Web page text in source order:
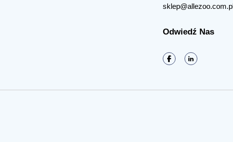
sklep@allezoo.com.pl
Odwiedź Nas